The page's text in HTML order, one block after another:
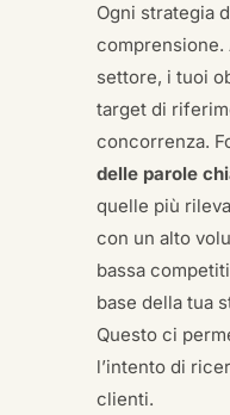
Ogni strategia
comprensione.
settore, i tuoi
target di
concorrenza.
delle parole
quelle più
con un alto
bassa
base della tua
Questo ci
l’intento di
clienti.